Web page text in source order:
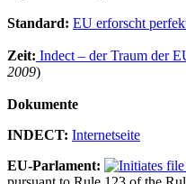
Standard: EU erforscht
Zeit: Indect – der Traum der
2009)
Dokumente
INDECT: Internetseite
EU-Parlament: